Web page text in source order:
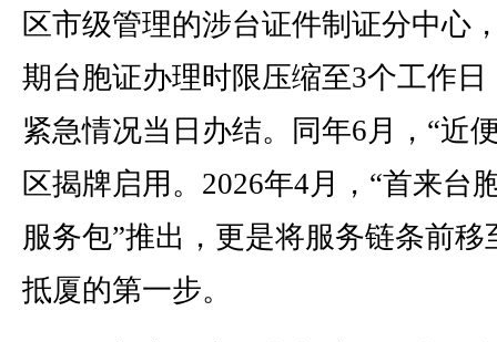
区市级管理的涉台证件制证分中心
期台胞证办理时限压缩至3个工作日
紧急情况当日办结。同年6月，“近
区揭牌启用。2026年4月，“首来台
服务包”推出，更是将服务链条前移
抵厦的第一步。